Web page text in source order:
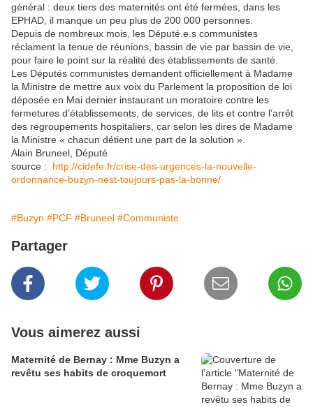
général : deux tiers des maternités ont été fermées, dans les
EPHAD, il manque un peu plus de 200 000 personnes.
Depuis de nombreux mois, les Député.e.s communistes
réclament la tenue de réunions, bassin de vie par bassin de vie,
pour faire le point sur la réalité des établissements de santé.
Les Députés communistes demandent officiellement à Madame
la Ministre de mettre aux voix du Parlement la proposition de loi
déposée en Mai dernier instaurant un moratoire contre les
fermetures d’établissements, de services, de lits et contre l’arrêt
des regroupements hospitaliers, car selon les dires de Madame
la Ministre « chacun détient une part de la solution ».
Alain Bruneel, Député
source : http://cidefe.fr/crise-des-urgences-la-nouvelle-
ordonnance-buzyn-nest-toujours-pas-la-bonne/
#Buzyn #PCF #Bruneel #Communiste
Partager
Vous aimerez aussi
Maternité de Bernay : Mme Buzyn a
revêtu ses habits de croquemort